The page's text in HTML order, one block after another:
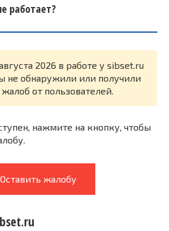
работает?
2026 в работе у sibset.ru
не обнаружили или получили
от пользователей.
нажмите на кнопку, чтобы
Оставить жалобу